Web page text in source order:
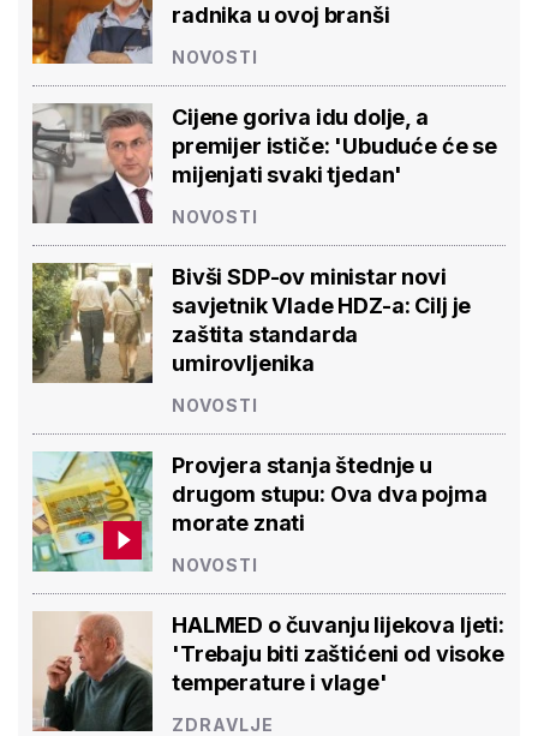
radnika u ovoj branši
NOVOSTI
Cijene goriva idu dolje, a
premijer ističe: 'Ubuduće će se
mijenjati svaki tjedan'
NOVOSTI
Bivši SDP-ov ministar novi
savjetnik Vlade HDZ-a: Cilj je
zaštita standarda
umirovljenika
NOVOSTI
Provjera stanja štednje u
drugom stupu: Ova dva pojma
morate znati
NOVOSTI
HALMED o čuvanju lijekova ljeti:
'Trebaju biti zaštićeni od visoke
temperature i vlage'
ZDRAVLJE